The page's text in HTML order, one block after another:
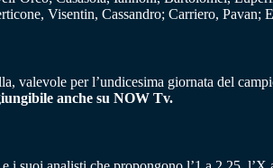
Visentin, Cassandro; Carriero,
valevole per l’undicesima giornata del
anche su NOW Tv.